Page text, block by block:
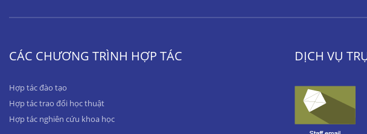
CÁC CHƯƠNG TRÌNH HỢP TÁC
Hợp tác đào tạo
Hợp tác trao đổi học thuật
Hợp tác nghiên cứu khoa học
DỊCH VỤ